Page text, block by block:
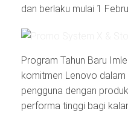
dan berlaku mulai 1
Program Tahun Baru
komitmen Lenovo dalam
pengguna dengan
performa tinggi bagi